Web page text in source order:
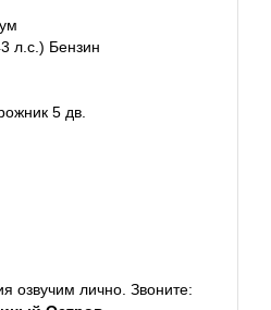
л.с.) Бензин
5 дв.
озвучим лично. Звоните: